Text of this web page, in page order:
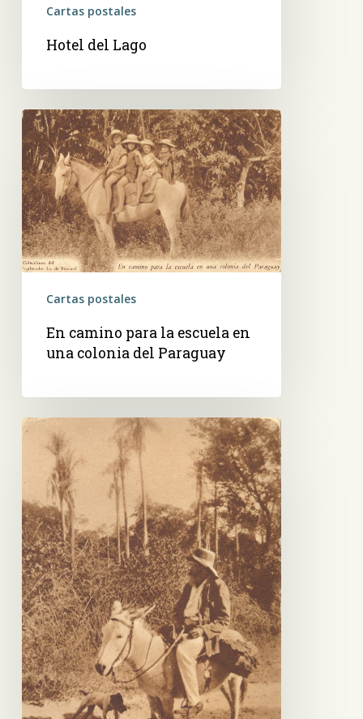
Cartas postales
Hotel del Lago
En
camino
para
la
escuela
en
una
colonia
Paraguay
Cartas postales
En camino para la escuela en
una colonia del Paraguay
Viejo
Colono
Benardino